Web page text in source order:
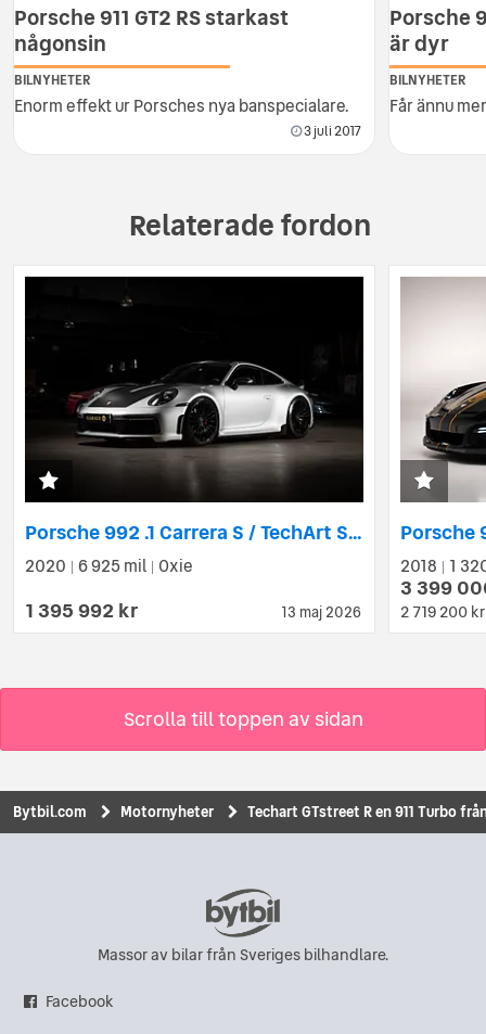
Porsche 911 GT2 RS starkast
någonsin
BILNYHETER
Enorm effekt ur Porsches nya banspecialare.
3 juli 2017
Porsche
är dyr
BILNYHETER
Får ännu
Relaterade fordon
13 maj 2026
Porsche 992 .1 Carrera S / TechArt Street 520 / Akrapovic / Sv-såld
2020 6 925 mil Oxie
1 395 992 kr
2018 1
3 399
2 719 200 kr
Scrolla till toppen av sidan
Bytbil.com Motornyheter Techart GTstreet R en 911 Turbo
Massor av bilar från Sveriges bilhandlare.
Facebook